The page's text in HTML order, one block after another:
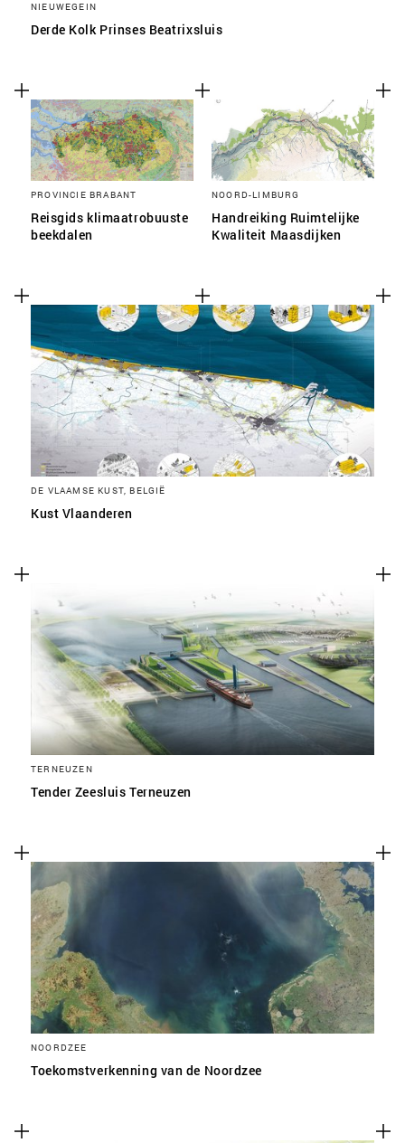
NIEUWEGEIN
Derde Kolk Prinses Beatrixsluis
PROVINCIE BRABANT
Reisgids klimaatrobuuste
beekdalen
NOORD-LIMBURG
Handreiking Ruimtelijke
Kwaliteit Maasdijken
DE VLAAMSE KUST, BELGIË
Kust Vlaanderen
TERNEUZEN
Tender Zeesluis Terneuzen
NOORDZEE
Toekomstverkenning van de Noordzee